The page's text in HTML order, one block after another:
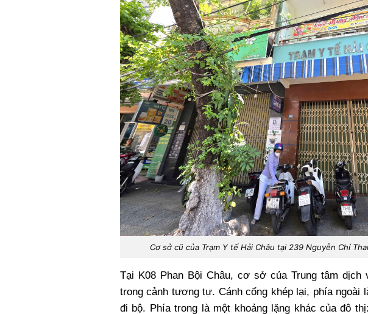
Cơ sở cũ của Trạm Y tế Hải Châu tại 239 Nguyễn Chí
Tại K08 Phan Bội Châu, cơ sở của Trung tâm dịch
trong cảnh tương tự. Cánh cổng khép lại, phía ngoài
đi bộ. Phía trong là một khoảng lặng khác của đô